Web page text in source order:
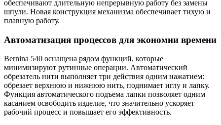
обеспечивают длительную непрерывную работу без замены
шпули. Новая конструкция механизма обеспечивает тихую и
плавную работу.
Автоматизация процессов для экономии времени
Bernina 540 оснащена рядом функций, которые
минимизируют рутинные операции. Автоматический
обрезатель нити выполняет три действия одним нажатием:
обрезает верхнюю и нижнюю нить, поднимает иглу и лапку.
Функция автоматического подъема лапки позволяет одним
касанием освободить изделие, что значительно ускоряет
рабочий процесс и повышает его эффективность.